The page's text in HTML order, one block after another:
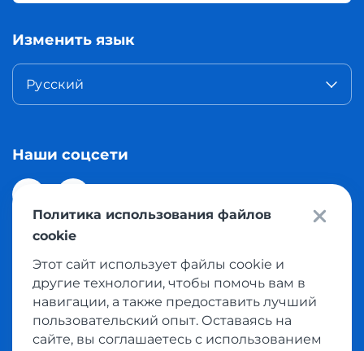
Изменить язык
Русский
Наши соцсети
© 2026 Meest Shopping доставка покупок с интернет
магазинов мира в Казахстан. Все права защищены
Политика конфиденциальности
Политика использования файлов
cookie
Этот сайт использует файлы cookie и
другие технологии, чтобы помочь вам в
навигации, а также предоставить лучший
пользовательский опыт. Оставаясь на
сайте, вы соглашаетесь с использованием